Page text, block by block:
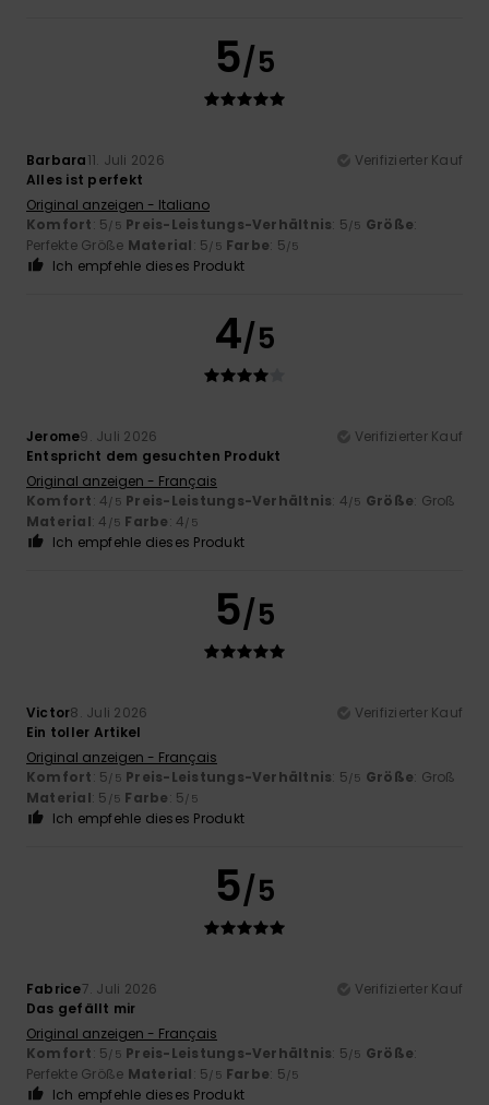
5/5
Barbara11. Juli 2026
Verifizierter Kauf
Alles ist perfekt
Original anzeigen - Italiano
Komfort: 5/5 Preis-Leistungs-Verhältnis: 5/5 Größe:
Perfekte Größe Material: 5/5 Farbe: 5/5
Ich empfehle dieses Produkt
4/5
Jerome9. Juli 2026
Verifizierter Kauf
Entspricht dem gesuchten Produkt
Original anzeigen - Français
Komfort: 4/5 Preis-Leistungs-Verhältnis: 4/5 Größe: Groß
Material: 4 /5 Farbe: 4/5
Ich empfehle dieses Produkt
5/5
Victor8. Juli 2026
Verifizierter Kauf
Ein toller Artikel
Original anzeigen - Français
Komfort: 5/5 Preis-Leistungs-Verhältnis: 5/5 Größe: Groß
Material: 5 /5 Farbe: 5/5
Ich empfehle dieses Produkt
5/5
Fabrice7. Juli 2026
Verifizierter Kauf
Das gefällt mir
Original anzeigen - Français
Komfort: 5/5 Preis-Leistungs-Verhältnis: 5/5 Größe:
Perfekte Größe Material: 5/5 Farbe: 5/5
Ich empfehle dieses Produkt